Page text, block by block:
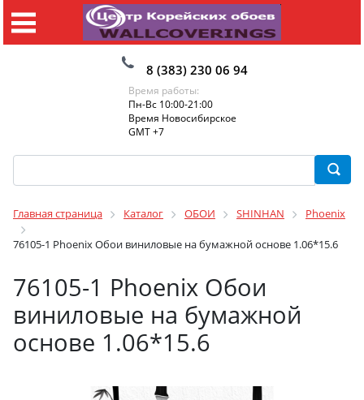
8 (383) 230 06 94
Время работы:
Пн-Вс 10:00-21:00
Время Новосибирское
GMT +7
Главная страница Каталог ОБОИ SHINHAN Phoenix
76105-1 Phoenix Обои виниловые на бумажной основе 1.06*15.6
76105-1 Phoenix Обои
виниловые на бумажной
основе 1.06*15.6